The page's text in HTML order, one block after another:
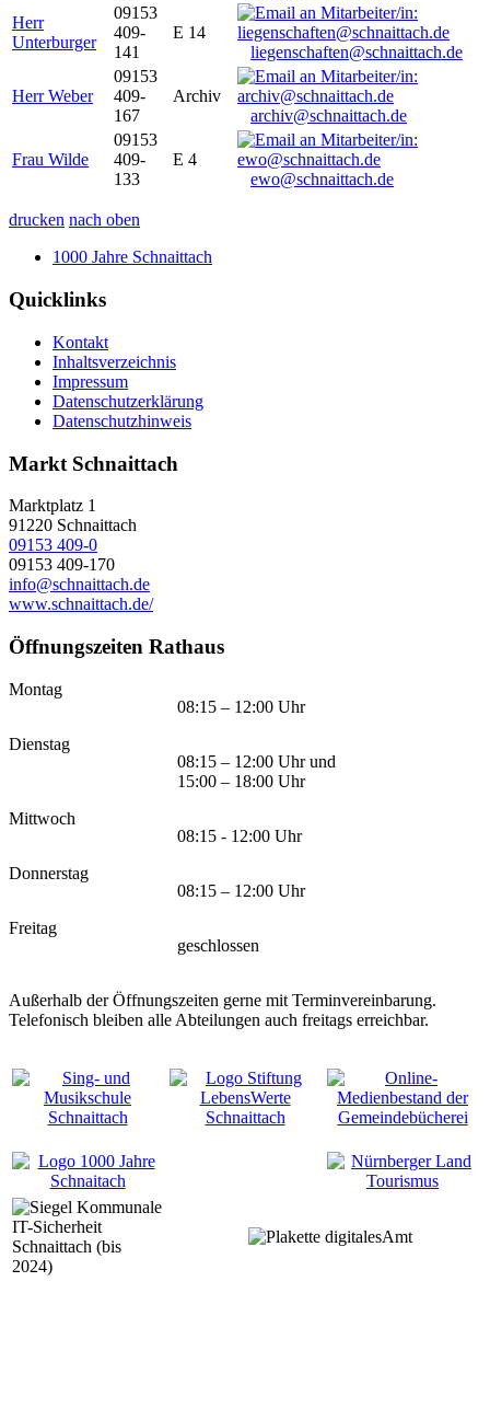
Herr
Unterburger
09153
409-
141
E 14
liegenschaften@schnaittach.de
Herr Weber
09153
409-
167
Archiv
archiv@schnaittach.de
Frau Wilde
09153
409-
133
E 4
ewo@schnaittach.de
drucken nach oben
1000 Jahre Schnaittach
Quicklinks
Kontakt
Inhaltsverzeichnis
Impressum
Datenschutzerklärung
Datenschutzhinweis
Markt Schnaittach
Marktplatz 1
91220 Schnaittach
09153 409-0
09153 409-170
info@schnaittach.de
www.schnaittach.de/
Öffnungszeiten Rathaus
Montag
08:15 – 12:00 Uhr
Dienstag
08:15 – 12:00 Uhr und
15:00 – 18:00 Uhr
Mittwoch
08:15 - 12:00 Uhr
Donnerstag
08:15 – 12:00 Uhr
Freitag
geschlossen
Außerhalb der Öffnungszeiten gerne mit Terminvereinbarung.
Telefonisch bleiben alle Abteilungen auch freitags erreichbar.